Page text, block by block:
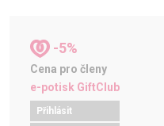
-5%
Cena pro členy
e-potisk GiftClub
Přihlásit